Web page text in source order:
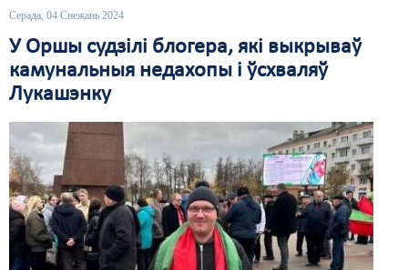
Серада, 04 Снежань 2024
У Оршы судзілі блогера, які выкрываў
камунальныя недахопы і ўсхваляў
Лукашэнку